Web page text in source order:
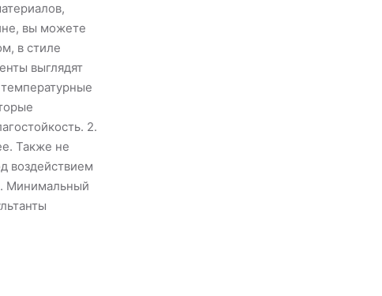
вы можете
в стиле
выглядят
2.
Также не
воздействием
Минимальный